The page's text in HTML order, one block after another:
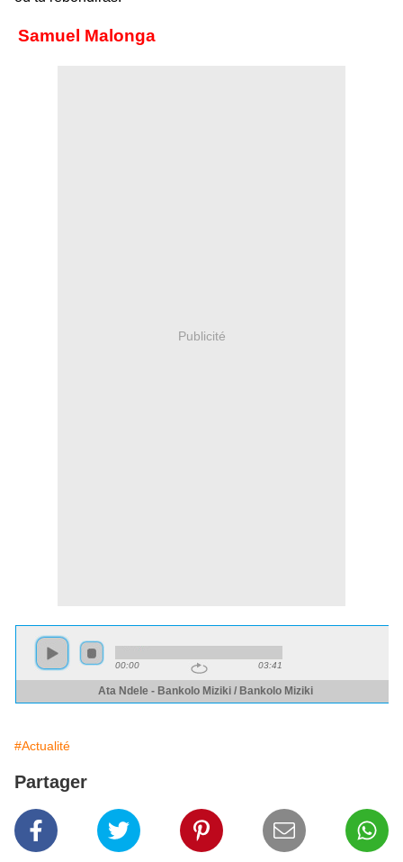
Samuel Malonga
Publicité
#Actualité
Partager